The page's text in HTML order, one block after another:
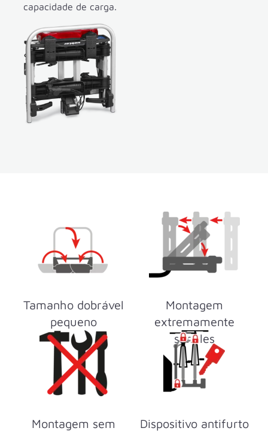
capacidade de carga.
Tamanho dobrável
pequeno
Montagem
extremamente
simples
Montagem sem
Dispositivo antifurto